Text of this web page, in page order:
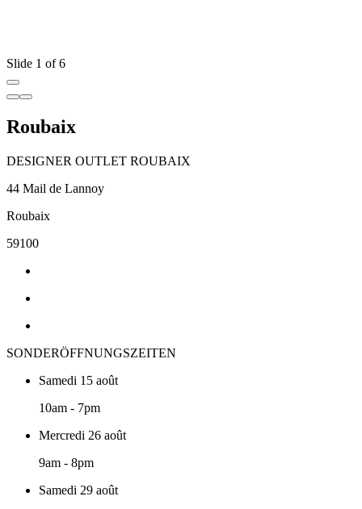
Slide 1 of 6
Roubaix
DESIGNER OUTLET ROUBAIX
44 Mail de Lannoy
Roubaix
59100
SONDERÖFFNUNGSZEITEN
Samedi 15 août
10am - 7pm
Mercredi 26 août
9am - 8pm
Samedi 29 août